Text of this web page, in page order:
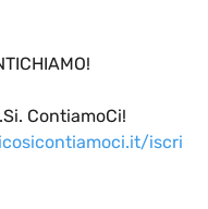
ContiamoCi!
iscri